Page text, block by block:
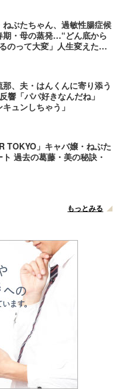
ぶたちゃん、過敏性腸症候
期・母の蒸発…“どん底から
のって大変」人生変えた言
、夫・はんくんに寄り添う
響「パパ好きなんだね」
ュンしちゃう」
TOKYO」キャバ嬢・ねぶた
過去の葛藤・美の秘訣・
もっとみる